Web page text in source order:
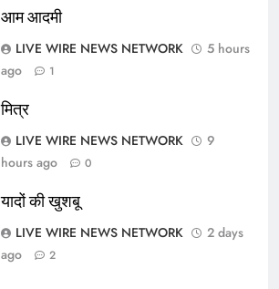
आम आदमी
LIVE WIRE NEWS NETWORK
5 hours
ago
1
मित्र
LIVE WIRE NEWS NETWORK
9
hours ago
0
यादों की खुशबू
LIVE WIRE NEWS NETWORK
2 days
ago
2